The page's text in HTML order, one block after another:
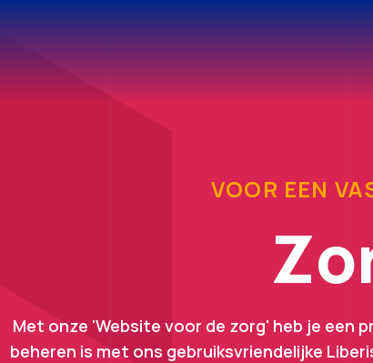
VOOR EEN
Met onze 'Website voor de zorg' heb je een
beheren is met ons gebruiksvriendelijke